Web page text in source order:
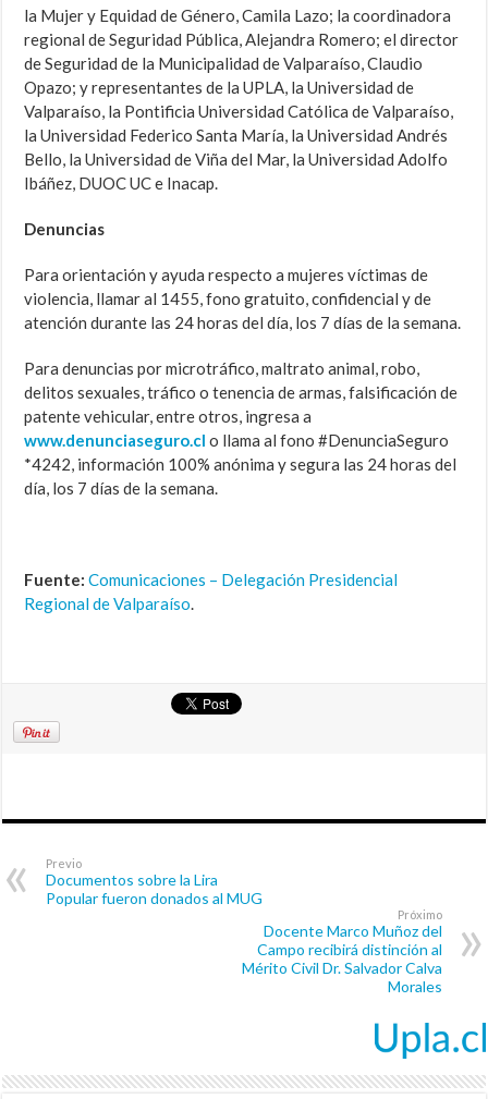
la Mujer y Equidad de Género, Camila Lazo; la coordinadora
regional de Seguridad Pública, Alejandra Romero; el director
de Seguridad de la Municipalidad de Valparaíso, Claudio
Opazo; y representantes de la UPLA, la Universidad de
Valparaíso, la Pontificia Universidad Católica de Valparaíso,
la Universidad Federico Santa María, la Universidad Andrés
Bello, la Universidad de Viña del Mar, la Universidad Adolfo
Ibáñez, DUOC UC e Inacap.
Denuncias
Para orientación y ayuda respecto a mujeres víctimas de
violencia, llamar al 1455, fono gratuito, confidencial y de
atención durante las 24 horas del día, los 7 días de la semana.
Para denuncias por microtráfico, maltrato animal, robo,
delitos sexuales, tráfico o tenencia de armas, falsificación de
patente vehicular, entre otros, ingresa a
www.denunciaseguro.cl o llama al fono #DenunciaSeguro
*4242, información 100% anónima y segura las 24 horas del
día, los 7 días de la semana.
Fuente: Comunicaciones – Delegación Presidencial
Regional de Valparaíso.
Previo
Documentos sobre la Lira
Popular fueron donados al MUG
Próximo
Docente Marco Muñoz del
Campo recibirá distinción al
Mérito Civil Dr. Salvador Calva
Morales